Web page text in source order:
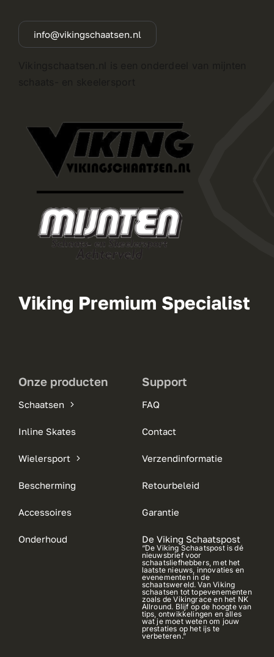
info@vikingschaatsen.nl
Viking Premium Specialist
Onze producten
Schaatsen
Inline Skates
Wielersport
Bescherming
Accessoires
Onderhoud
Support
FAQ
Contact
Verzendinformatie
Retourbeleid
Garantie
De Viking Schaatspost
“De Viking Schaatspost is dé
nieuwsbrief voor
schaatsliefhebbers, met het
laatste nieuws, innovaties en
evenementen in de
schaatswereld. Van Viking
schaatsen tot topevenementen
zoals de Vikingrace en het NK
Allround. Blijf op de hoogte van
tips, ontwikkelingen en alles
wat je moet weten om jouw
prestaties op het ijs te
verbeteren.”